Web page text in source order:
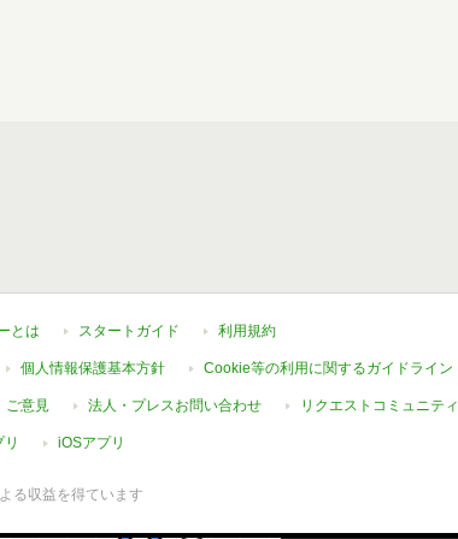
とは スタートガイド 利用規約
個人情報保護基本方針 Cookie等の利用に関するガイドライン
ご意見 法人・プレスお問い合わせ リクエストコミュニティ
iOSアプリ
る収益を得ています